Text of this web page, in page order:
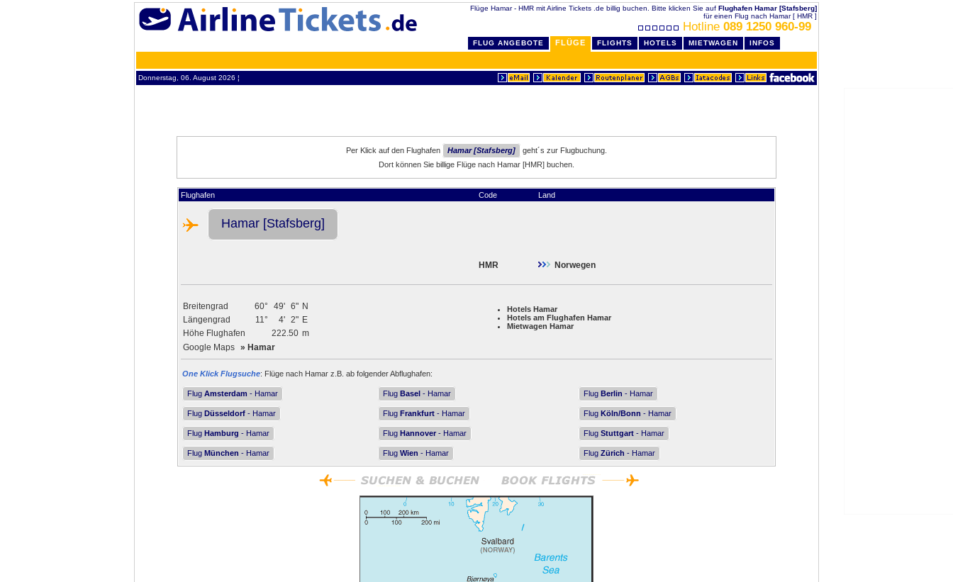
Flüge Hamar - HMR mit Airline Tickets .de billig buchen. Bitte klicken Sie auf Flughafen Hamar [Stafsberg]
für einen Flug nach Hamar [ HMR ]
Hotline 089 1250 960-99
FLUG ANGEBOTE FLÜGE FLIGHTS HOTELS MIETWAGEN INFOS
Donnerstag, 06. August 2026 ¦
Per Klick auf den Flughafen Hamar [Stafsberg]
geht´s zur Flugbuchung.
Dort können Sie billige Flüge nach Hamar [HMR] buchen.
Flughafen Code Land
Hamar [Stafsberg]
HMR Norwegen
Breitengrad 60° 49' 6" N
Längengrad
11° 4' 2" E
Höhe Flughafen
222.50 m
Google Maps » Hamar
Hotels Hamar
Hotels am Flughafen Hamar
Mietwagen Hamar
One Klick Flugsuche: Flüge nach Hamar z.B. ab folgender Abflughafen:
Flug Amsterdam - Hamar Flug Basel - Hamar Flug Berlin - Hamar
Flug Düsseldorf - Hamar Flug Frankfurt - Hamar Flug Köln/Bonn - Hamar
Flug Hamburg - Hamar Flug Hannover - Hamar Flug Stuttgart - Hamar
Flug München - Hamar Flug Wien - Hamar Flug Zürich - Hamar